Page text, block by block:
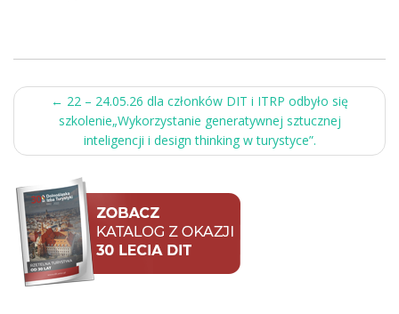
Post
navigation
← 22 – 24.05.26 dla członków DIT i ITRP odbyło się
szkolenie„Wykorzystanie generatywnej sztucznej
inteligencji i design thinking w turystyce”.